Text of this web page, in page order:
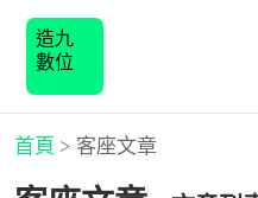
造九
數位
首頁 > 客座文章